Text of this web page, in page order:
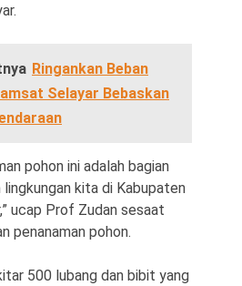
Ringankan Beban
Selayar Bebaskan
pohon ini adalah bagian
kita di Kabupaten
ucap Prof Zudan sesaat
penanaman pohon.
500 lubang dan bibit yang